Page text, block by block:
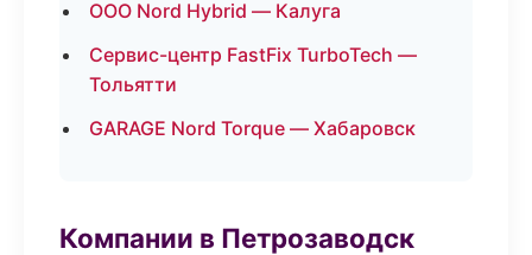
ООО Nord Hybrid — Калуга
Сервис-центр FastFix TurboTech —
Тольятти
GARAGE Nord Torque — Хабаровск
Компании в Петрозаводск